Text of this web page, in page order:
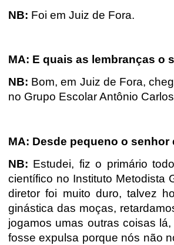
NB: Foi em Juiz de Fora.
MA: E quais as lembranças o
NB: Bom, em Juiz de Fora,
no Grupo Escolar Antônio
MA: Desde pequeno o senhor
NB: Estudei, fiz o primário
científico no Instituto Metodista
diretor foi muito duro, talvez
ginástica das moças,
jogamos umas outras coisas
fosse expulsa porque nós não